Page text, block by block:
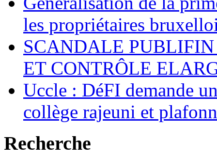
les propriétaires
SCANDALE
ET CONTRÔLE
Uccle : DéFI demande
collège rajeuni et
Recherche